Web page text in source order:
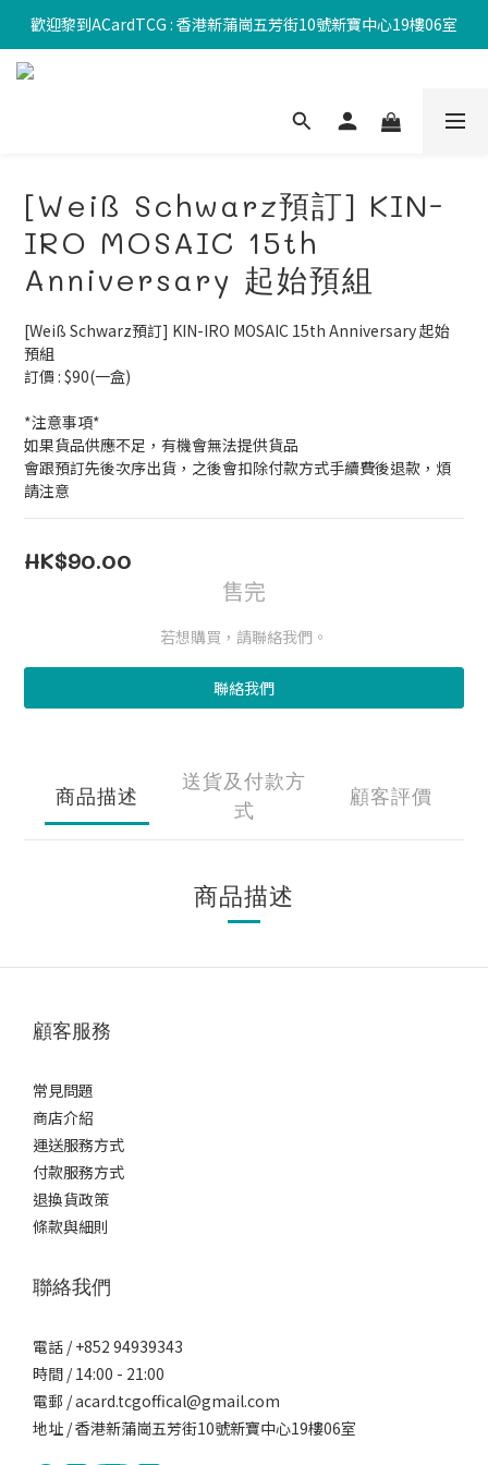
歡迎黎到ACardTCG : 香港新蒲崗五芳街10號新寶中心19樓06室
[Weiß Schwarz預訂] KIN-
IRO MOSAIC 15th
Anniversary 起始預組
[Weiß Schwarz預訂] KIN-IRO MOSAIC 15th Anniversary 起始
預組
訂價 : $90(一盒)
*注意事項*
如果貨品供應不足，有機會無法提供貨品
會跟預訂先後次序出貨，之後會扣除付款方式手續費後退款，煩
請注意
HK$90.00
售完
若想購買，請聯絡我們。
聯絡我們
商品描述
送貨及付款方
式
顧客評價
商品描述
顧客服務
常見問題
商店介紹
運送服務方式
付款服務方式
退換貨政策
條款與細則
聯絡我們
電話 / +852 94939343
時間 / 14:00 - 21:00
電郵 / acard.tcgoffical@gmail.com
地址 / 香港新蒲崗五芳街10號新寶中心19樓06室